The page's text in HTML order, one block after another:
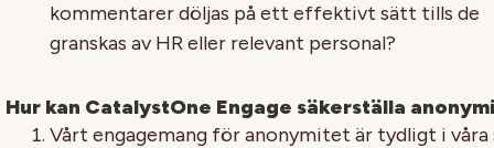
kommentarer döljas på ett effektivt sätt tills de
granskas av HR eller relevant personal?
Hur kan CatalystOne Engage säkerställa
Vårt engagemang för anonymitet är tydligt i